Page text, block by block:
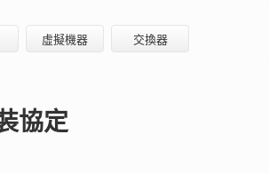
虛擬機器 交換器
協定